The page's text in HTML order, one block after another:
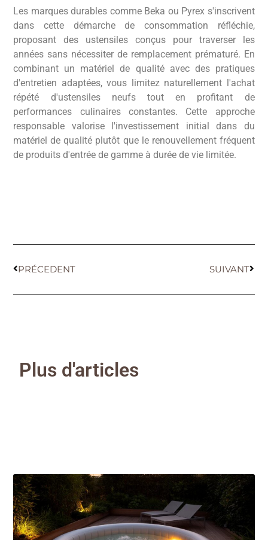
Les marques durables comme Beka ou Pyrex s'inscrivent
dans cette démarche de consommation réfléchie,
proposant des ustensiles conçus pour traverser les
années sans nécessiter de remplacement prématuré. En
combinant un matériel de qualité avec des pratiques
d'entretien adaptées, vous limitez naturellement l'achat
répété d'ustensiles neufs tout en profitant de
performances culinaires constantes. Cette approche
responsable valorise l'investissement initial dans du
matériel de qualité plutôt que le renouvellement fréquent
de produits d'entrée de gamme à durée de vie limitée.
PRÉCEDENT SUIVANT
Plus d'articles